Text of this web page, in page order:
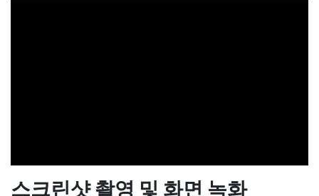
스크린샷 촬영 및 화면 녹화